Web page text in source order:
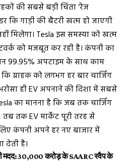
की सबसे बड़ी चिंता ‘रेंज
कि गाड़ी की बैटरी खत्म हो जाएगी
मिलेगा। Tesla इस समस्या को खत्म
को मजबूत कर रही है। कंपनी का
99.95% अपटाइम के साथ काम
ग्राहक को लगभग हर बार चार्जिंग
ही EV अपनाने की दिशा में सबसे
का मानना है कि जब तक चार्जिंग
तब तक EV मार्केट पूरी तरह से
कंपनी अपने हर नए बाजार में
देती है।
मदद: ₹30,000 करोड़ के SAARC स्वैप के